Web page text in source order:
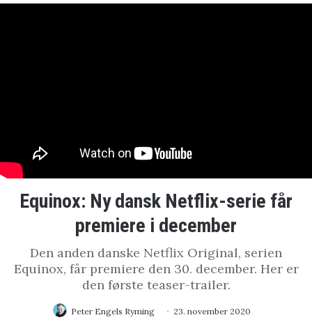
Equinox: Ny dansk Netflix-serie får
premiere i december
Den anden danske Netflix Original, serien
Equinox, får premiere den 30. december. Her er
den første teaser-trailer.
Peter Engels Ryming 23. november 2020